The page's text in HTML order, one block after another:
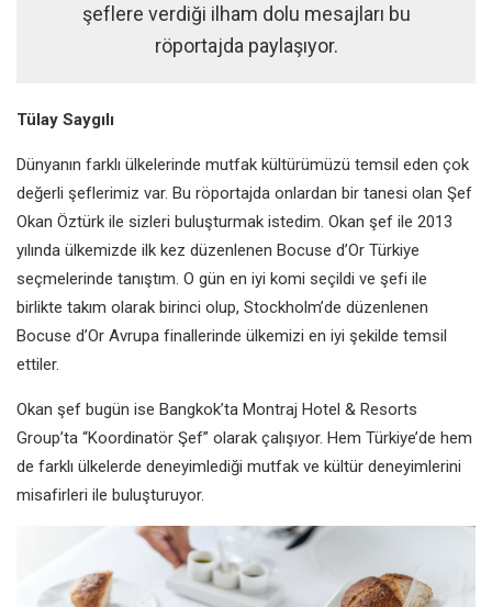
şeflere verdiği ilham dolu mesajları bu
röportajda paylaşıyor.
Tülay Saygılı
Dünyanın farklı ülkelerinde mutfak kültürümüzü temsil eden çok
değerli şeflerimiz var. Bu röportajda onlardan bir tanesi olan Şef
Okan Öztürk ile sizleri buluşturmak istedim. Okan şef ile 2013
yılında ülkemizde ilk kez düzenlenen Bocuse d’Or Türkiye
seçmelerinde tanıştım. O gün en iyi komi seçildi ve şefi ile
birlikte takım olarak birinci olup, Stockholm’de düzenlenen
Bocuse d’Or Avrupa finallerinde ülkemizi en iyi şekilde temsil
ettiler.
Okan şef bugün ise Bangkok’ta Montraj Hotel & Resorts
Group’ta “Koordinatör Şef” olarak çalışıyor. Hem Türkiye’de hem
de farklı ülkelerde deneyimlediği mutfak ve kültür deneyimlerini
misafirleri ile buluşturuyor.